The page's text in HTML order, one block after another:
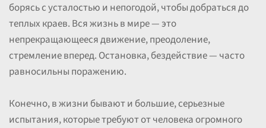
борясь с усталостью и непогодой, чтобы добраться до
теплых краев. Вся жизнь в мире — это
непрекращающееся движение, преодоление,
стремление вперед. Остановка, бездействие — часто
равносильны поражению.
Конечно, в жизни бывают и большие, серьезные
испытания, которые требуют от человека огромного